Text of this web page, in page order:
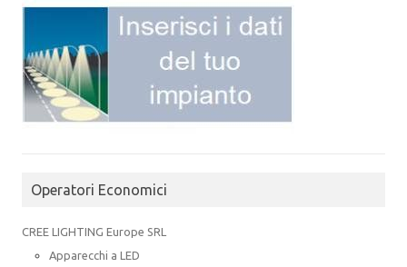
Operatori Economici
CREE LIGHTING Europe SRL
Apparecchi a LED